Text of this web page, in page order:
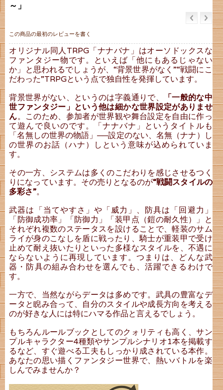
～」
この商品の最初のレビューを書く
オリジナル同人TRPG「ナナバナ」はオーソドックスな
ファンタジー物です。といえば「他にもあるじゃない
か」と思われるでしょうが、“背景世界がなく”“戦闘にこ
だわった”TRPGという点で独自性を発揮しています。
背景世界がない、というのは字義通りで、
「一般的な中
世ファンタジー」という他は細かな世界設定がありませ
ん。このため、参加者が世界観や舞台設定を自由に作っ
て遊んで良いのです。「ナナバナ」というタイトルも
「名無しの世界の物語」──設定のない、名無（ナナ）し
の世界のお話（ハナ）しという意味が込められていま
す。
その一方、システムは多くのこだわりを感じさせるつく
りになっています。その売りとなるのが“戦闘スタイルの
多彩さ”。
武器は「当てやすさ」や「威力」、防具は「回避力」
「防御成功率」「防御力」「装甲点（鎧の耐久性）」と
それぞれ複数のステータスを設けることで、軽装のサム
ライが身のこなしを盾に戦ったり、騎士が重装甲で受け
止めて耐え抜いたりといった多様なスタイルを、不遇に
ならないように再現しています。つまりは、どんな武
器・防具の組み合わせを選んでも、活躍できるわけで
す。
一方で、当然ながらデータは多めです。武具の豊富なデ
ータと睨み合って、自分のスタイルや成長方向を考える
のが好きな人には特にハマる作品と言えるでしょう。
もちろんルールブックとしてのクォリティも高く、サン
プルキャラクター4種類やサンプルシナリオ1本を掲載す
るなど、すぐ遊べる工夫もしっかり成されている本作。
あなたの思い描くファンタジー世界で、熱いバトルを楽
しんでみませんか？